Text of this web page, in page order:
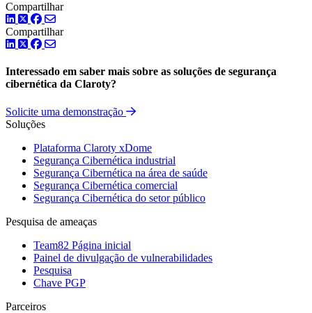
Compartilhar
LinkedIn
TwitterFacebook
Compartilhar
LinkedIn
TwitterFacebook
Interessado em saber mais sobre as soluções de segurança
cibernética da Claroty?
Solicite uma demonstração
Soluções
Plataforma Claroty xDome
Segurança Cibernética industrial
Segurança Cibernética na área de saúde
Segurança Cibernética comercial
Segurança Cibernética do setor público
Pesquisa de ameaças
Team82 Página inicial
Painel de divulgação de vulnerabilidades
Pesquisa
Chave PGP
Parceiros